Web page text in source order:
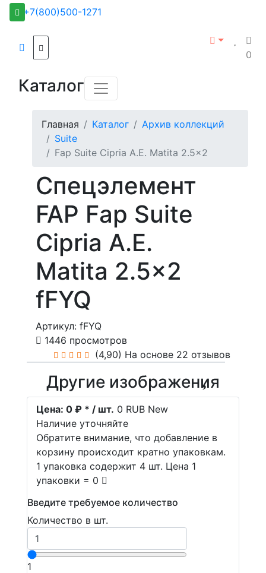
+7(800)500-1271
0
Каталог
Главная Каталог
Архив коллекций
Suite
Fap Suite Cipria A.E. Matita 2.5x2
Спецэлемент
FAP Fap Suite
Cipria A.E.
Matita 2.5x2
fFYQ
Артикул: fFYQ
1446 просмотров
(4,90) На основе 22 отзывов
Другие изображения
Цена: 0 ₽ * / шт. 0 RUB New
Наличие уточняйте
Обратите внимание, что добавление в
корзину происходит кратно упаковкам.
1 упаковка содержит 4 шт. Цена 1
упаковки = 0
Введите требуемое количество
Количество в шт.
1